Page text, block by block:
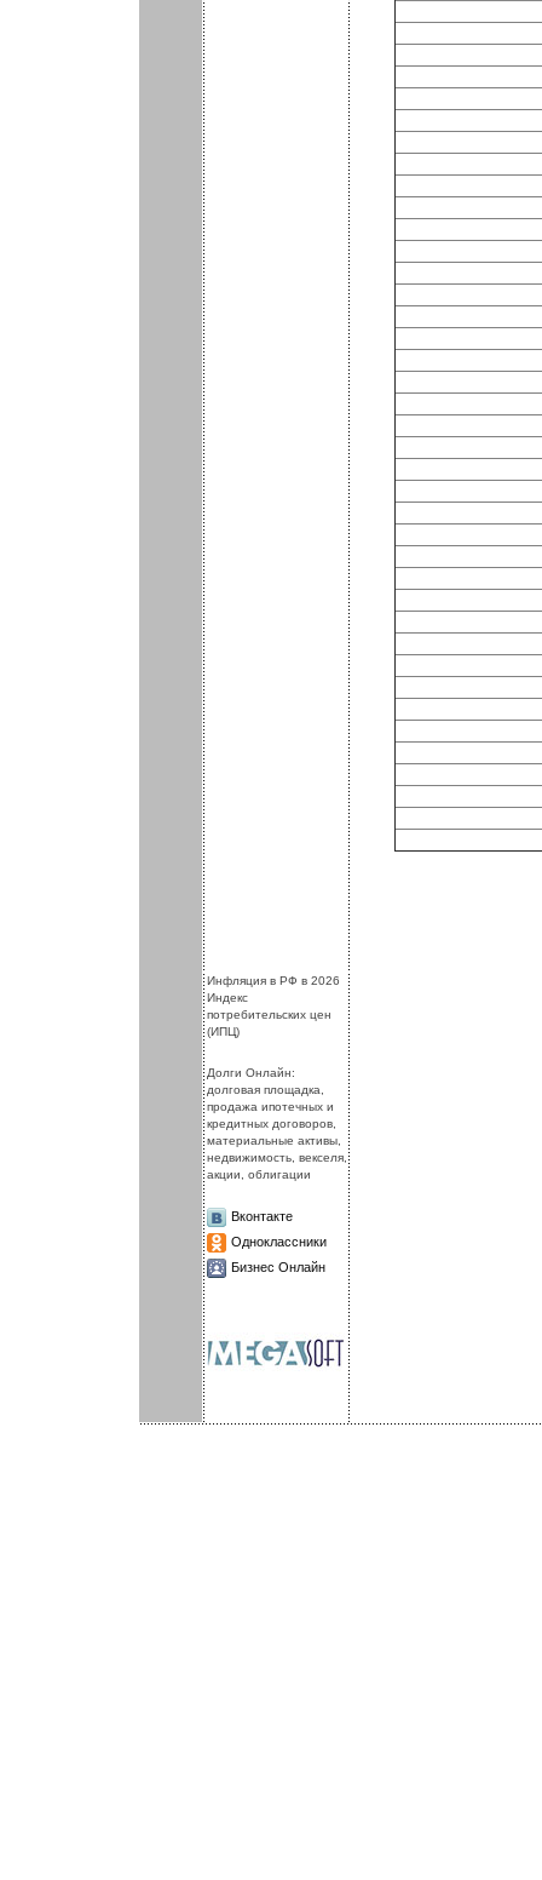
.Инфляция в РФ в 2026
Индекс
потребительских цен
(ИПЦ)
Долги Онлайн:
долговая площадка,
продажа ипотечных и
кредитных договоров,
материальные активы,
недвижимость, векселя,
акции, облигации
Вконтакте
Одноклассники
Бизнес Онлайн
.